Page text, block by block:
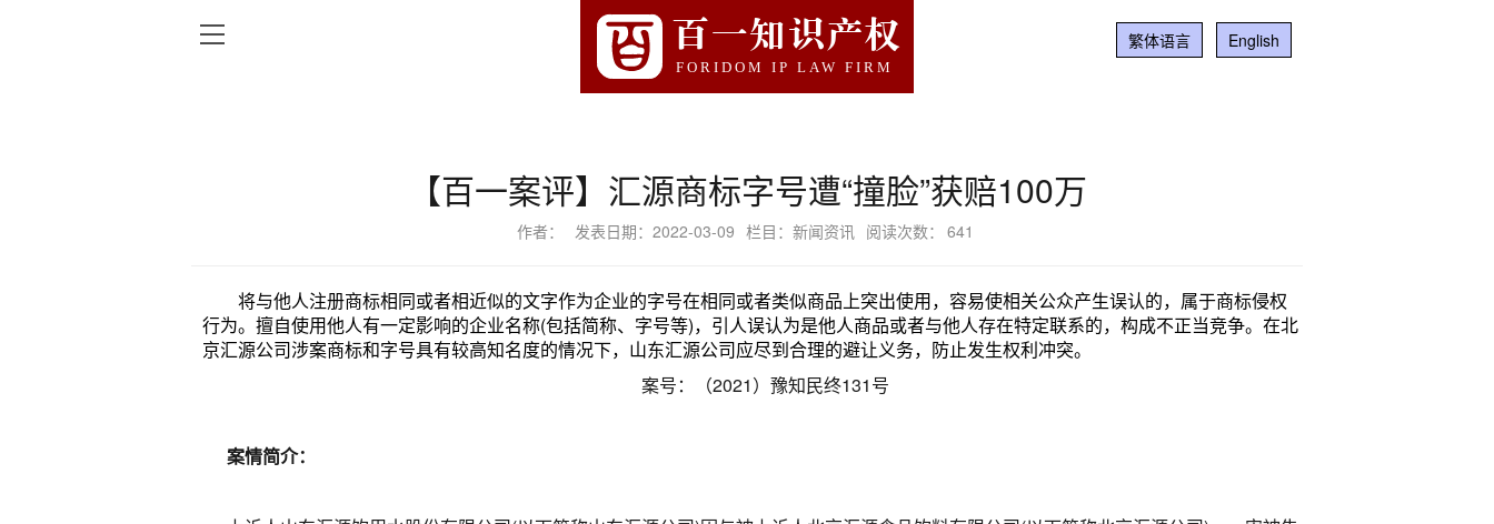
百一知识产权
FORIDOM IP LAW FIRM
English
繁体语言
【百一案评】汇源商标字号遭“撞脸”获赔100万
作者： 发表日期：2022-03-09 栏目：新闻资讯 阅读次数： 641
将与他人注册商标相同或者相近似的文字作为企业的字号在相同或者类似商品上突出使用，容易使相关公众产生误认的，属于商标侵权
行为。擅自使用他人有一定影响的企业名称(包括简称、字号等)，引人误认为是他人商品或者与他人存在特定联系的，构成不正当竞争。在北
京汇源公司涉案商标和字号具有较高知名度的情况下，山东汇源公司应尽到合理的避让义务，防止发生权利冲突。
案号：（2021）豫知民终131号
案情简介：